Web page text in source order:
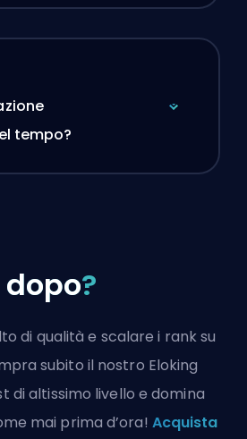
tempo?
dopo?
di qualità e scalare i rank su
subito il nostro Eloking
di altissimo livello e domina
mai prima d’ora! Acquista